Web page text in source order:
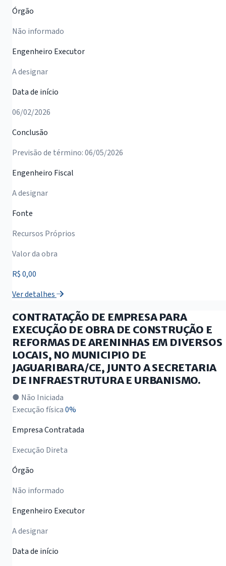
Órgão
Não informado
Engenheiro Executor
A designar
Data de início
06/02/2026
Conclusão
Previsão de término: 06/05/2026
Engenheiro Fiscal
A designar
Fonte
Recursos Próprios
Valor da obra
R$ 0,00
Ver detalhes
CONTRATAÇÃO DE EMPRESA PARA
EXECUÇÃO DE OBRA DE CONSTRUÇÃO E
REFORMAS DE ARENINHAS EM DIVERSOS
LOCAIS, NO MUNICIPIO DE
JAGUARIBARA/CE, JUNTO A SECRETARIA
DE INFRAESTRUTURA E URBANISMO.
● Não Iniciada
Execução física0%
Empresa Contratada
Execução Direta
Órgão
Não informado
Engenheiro Executor
A designar
Data de início